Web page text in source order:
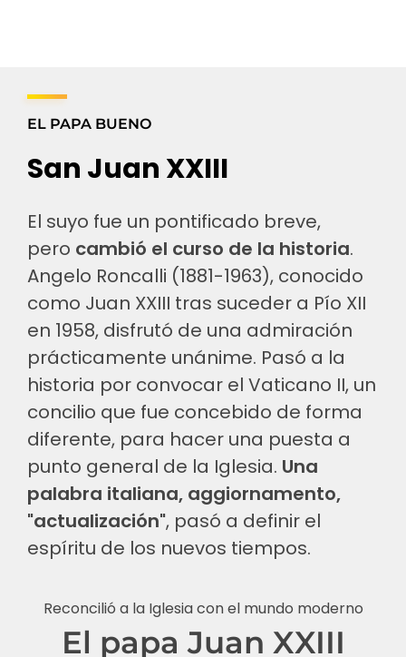
EL PAPA BUENO
San Juan XXIII
El suyo fue un pontificado breve,
pero cambió el curso de la historia.
Angelo Roncalli (1881-1963), conocido
como Juan XXIII tras suceder a Pío XII
en 1958, disfrutó de una admiración
prácticamente unánime. Pasó a la
historia por convocar el Vaticano II, un
concilio que fue concebido de forma
diferente, para hacer una puesta a
punto general de la Iglesia. Una
palabra italiana, aggiornamento,
"actualización", pasó a definir el
espíritu de los nuevos tiempos.
Reconcilió a la Iglesia con el mundo moderno
El papa Juan XXIII